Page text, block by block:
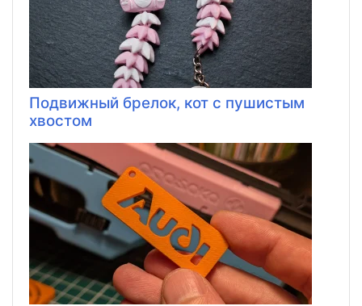
Подвижный брелок, кот с пушистым
хвостом